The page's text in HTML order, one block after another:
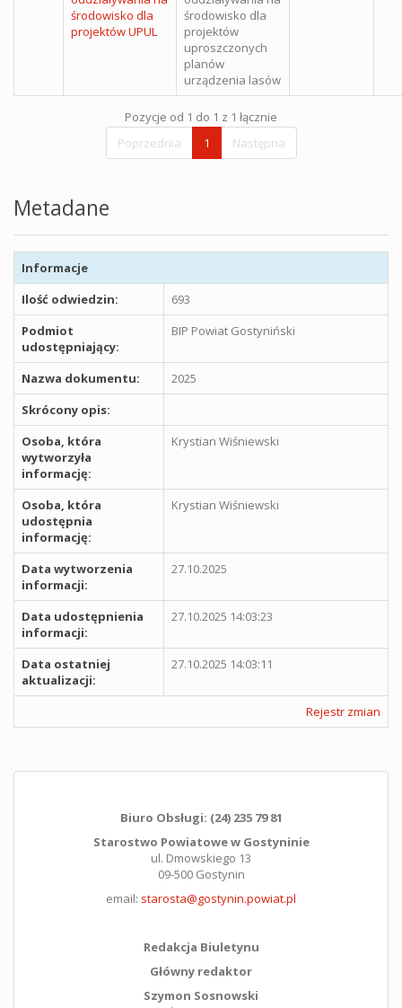
środowisko dla
projektów UPUL
środowisko dla
projektów
uproszczonych
planów
urządzenia lasów
Pozycje od 1 do 1 z 1 łącznie
Poprzednia
1 Następna
Metadane
Informacje
Ilość odwiedzin:
693
Podmiot
udostępniający:
BIP Powiat Gostyniński
Nazwa dokumentu:
2025
Skrócony opis:
Osoba, która
wytworzyła
informację:
Krystian Wiśniewski
Osoba, która
udostępnia
informację:
Krystian Wiśniewski
Data wytworzenia
informacji:
27.10.2025
Data udostępnienia
informacji:
27.10.2025 14:03:23
Data ostatniej
aktualizacji:
27.10.2025 14:03:11
Rejestr zmian
Biuro Obsługi: (24) 235 79 81
Starostwo Powiatowe w Gostyninie
ul. Dmowskiego 13
09-500 Gostynin
email: starosta@gostynin.powiat.pl
Redakcja Biuletynu
Główny redaktor
Szymon Sosnowski